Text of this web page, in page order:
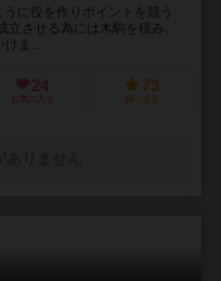
に役を作りポイントを競う
立させる為には木駒を積み、
けま...
24
お気に入り
73
持ってる